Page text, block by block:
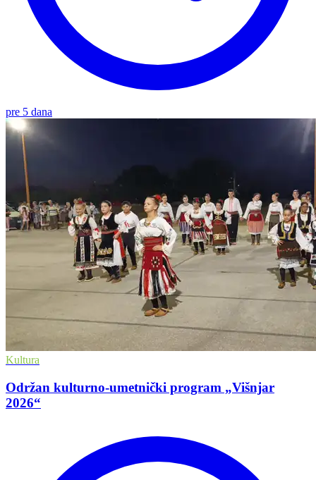
pre 5 dana
Kultura
Održan kulturno-umetnički program „Višnjar
2026“